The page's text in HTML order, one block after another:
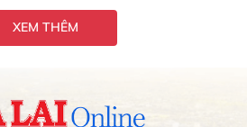
XEM THÊM